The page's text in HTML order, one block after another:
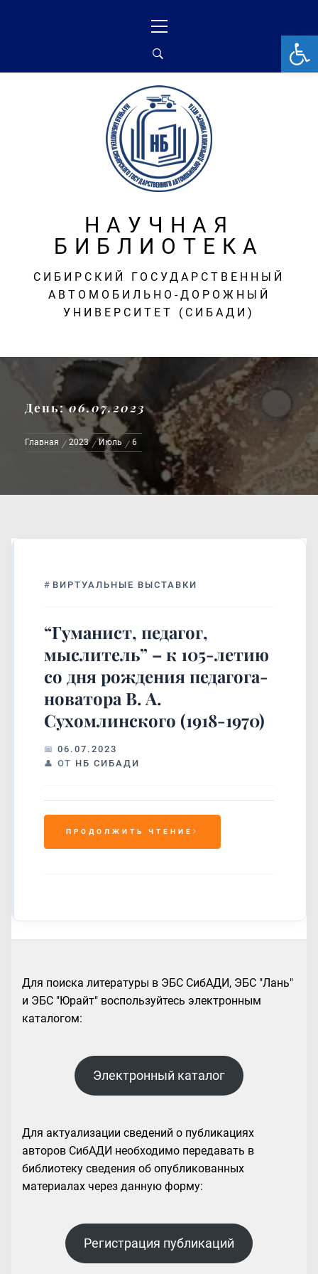
меню
НАУЧНАЯ
БИБЛИОТЕКА
СИБИРСКИЙ ГОСУДАРСТВЕННЫЙ
АВТОМОБИЛЬНО-ДОРОЖНЫЙ
УНИВЕРСИТЕТ (СИБАДИ)
День:06.07.2023
Главная 2023 Июль 6
# ВИРТУАЛЬНЫЕ ВЫСТАВКИ
“Гуманист, педагог,
мыслитель” – к 105-летию
со дня рождения педагога-
новатора В. А.
Сухомлинского (1918-1970)
06.07.2023
ОТ НБ СИБАДИ
ПРОДОЛЖИТЬ ЧТЕНИЕ
Для поиска литературы в ЭБС СибАДИ, ЭБС "Лань"
и ЭБС "Юрайт" воспользуйтесь электронным
каталогом:
Электронный каталог
Для актуализации сведений о публикациях
авторов СибАДИ необходимо передавать в
библиотеку сведения об опубликованных
материалах через данную форму:
Регистрация публикаций